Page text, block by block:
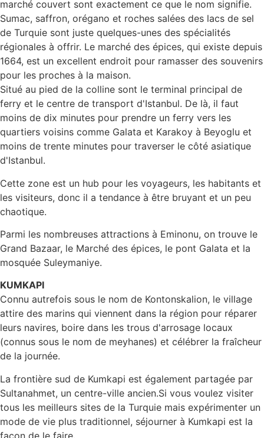
marché couvert sont exactement ce que le nom signifie.
Sumac, saffron, orégano et roches salées des lacs de sel
de Turquie sont juste quelques-unes des spécialités
régionales à offrir. Le marché des épices, qui existe depuis
1664, est un excellent endroit pour ramasser des souvenirs
pour les proches à la maison.
Situé au pied de la colline sont le terminal principal de
ferry et le centre de transport d'Istanbul. De là, il faut
moins de dix minutes pour prendre un ferry vers les
quartiers voisins comme Galata et Karakoy à Beyoglu et
moins de trente minutes pour traverser le côté asiatique
d'Istanbul.
Cette zone est un hub pour les voyageurs, les habitants et
les visiteurs, donc il a tendance à être bruyant et un peu
chaotique.
Parmi les nombreuses attractions à Eminonu, on trouve le
Grand Bazaar, le Marché des épices, le pont Galata et la
mosquée Suleymaniye.
KUMKAPI
Connu autrefois sous le nom de Kontonskalion, le village
attire des marins qui viennent dans la région pour réparer
leurs navires, boire dans les trous d'arrosage locaux
(connus sous le nom de meyhanes) et célébrer la fraîcheur
de la journée.
La frontière sud de Kumkapi est également partagée par
Sultanahmet, un centre-ville ancien.Si vous voulez visiter
tous les meilleurs sites de la Turquie mais expérimenter un
mode de vie plus traditionnel, séjourner à Kumkapi est la
façon de le faire.